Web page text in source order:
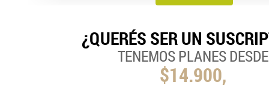
¿QUERÉS SER UN
TENEMOS PLANES DESDE
$14.900,